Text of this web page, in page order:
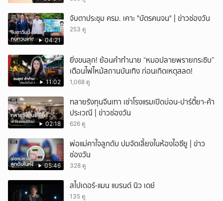
04:21
จับตาประชุม ครม. เคาะ "บัตรคนจน" | ข่าวช่องวัน
253 ดู
11:02
ยิ่งขนลุก! ย้อนคำทำนาย “หมอปลายพรายกระซิบ”
เตือนไฟไหม้สถานบันเทิง ก่อนเกิดเหตุสลด!
1,068 ดู
02:18
ทลายรังทุนจีนเทา เช่าโรงแรมเปิดบ่อน-ปาร์ตี้ยา-ค้า
ประเวณี | ข่าวช่องวัน
626 ดู
05:46
พ่อแม่คาใจลูกดับ ปมจัดเลี้ยงในห้องไอซียู | ข่าว
ช่องวัน
328 ดู
สไปเดอร์-แมน แบรนด์ นิว เดย์
135 ดู